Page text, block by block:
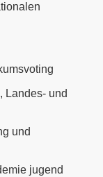
Landes- und
und
jugend